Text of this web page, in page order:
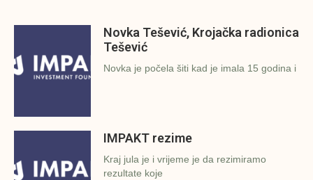
Novka Tešević, Krojačka radionica
Tešević
Novka je počela šiti kad je imala 15 godina i
IMPAKT rezime
Kraj jula je i vrijeme je da rezimiramo
rezultate koje